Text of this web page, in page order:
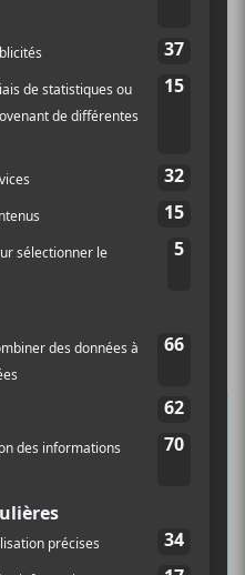
les dernières
du Canal
de l’actualité
vos nouveaux
revivre les
la veille.